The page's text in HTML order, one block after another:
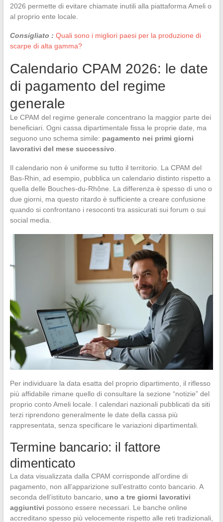
2026 permette di evitare chiamate inutili alla piattaforma Ameli o
al proprio ente locale.
Consigliato : Quali sono i migliori paesi per la produzione di
scarpe di alta gamma?
Calendario CPAM 2026: le date
di pagamento del regime
generale
Le CPAM del regime generale concentrano la maggior parte dei
beneficiari. Ogni cassa dipartimentale fissa le proprie date, ma
seguono uno schema simile: pagamento nei primi giorni
lavorativi del mese successivo
Il calendario non è uniforme su tutto il territorio. La CPAM del
Bas-Rhin, ad esempio, pubblica un calendario distinto rispetto a
quella delle Bouches-du-Rhône. La differenza è spesso di uno o
due giorni, ma questo ritardo è sufficiente a creare confusione
quando si confrontano i resoconti tra assicurati sui forum o sui
social media.
Per individuare la data esatta del proprio dipartimento, il riflesso
più affidabile rimane quello di consultare la sezione “notizie” del
proprio conto Ameli locale. I calendari nazionali pubblicati da siti
terzi riprendono generalmente le date della cassa più
rappresentata, senza specificare le variazioni dipartimentali.
Termine bancario: il fattore
dimenticato
La data visualizzata dalla CPAM corrisponde all’ordine di
pagamento, non all’apparizione sull’estratto conto bancario. A
seconda dell’istituto bancario, uno a tre giorni lavorativi
aggiuntivi possono essere necessari. Le banche online
accreditano spesso più velocemente rispetto alle reti tradizionali,